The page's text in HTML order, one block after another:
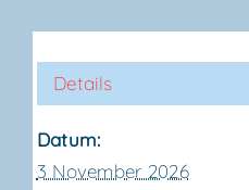
Details
Datum:
3 November 2026